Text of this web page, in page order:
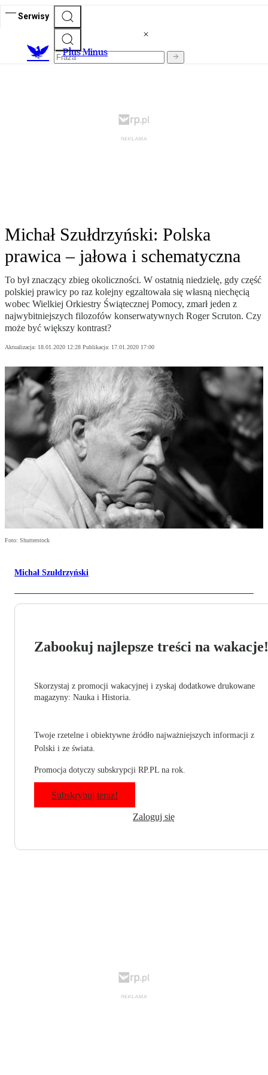
Serwisy
Plus Minus
Michał Szułdrzyński: Polska
prawica – jałowa i schematyczna
To był znaczący zbieg okoliczności. W ostatnią niedzielę, gdy część
polskiej prawicy po raz kolejny egzaltowała się własną niechęcią
wobec Wielkiej Orkiestry Świątecznej Pomocy, zmarł jeden z
najwybitniejszych filozofów konserwatywnych Roger Scruton. Czy
może być większy kontrast?
Aktualizacja: 18.01.2020 12:28 Publikacja: 17.01.2020 17:00
Foto: Shutterstock
Michał Szułdrzyński
Zabookuj najlepsze treści na wakacje!
Skorzystaj z promocji wakacyjnej i zyskaj dodatkowe drukowane
magazyny: Nauka i Historia.
Twoje rzetelne i obiektywne źródło najważniejszych informacji z
Polski i ze świata.
Promocja dotyczy subskrypcji RP.PL na rok.
Subskrybuj teraz!
Zaloguj się